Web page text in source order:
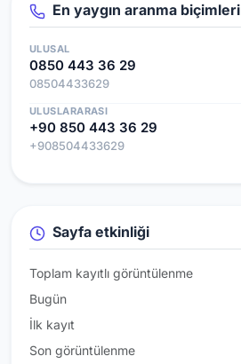
En yaygın aranma biçimleri
ULUSAL
0850 443 36 29
08504433629
ULUSLARARASI
+90 850 443 36 29
+908504433629
Sayfa etkinliği
Toplam kayıtlı görüntülenme
Bugün
İlk kayıt
Son görüntülenme